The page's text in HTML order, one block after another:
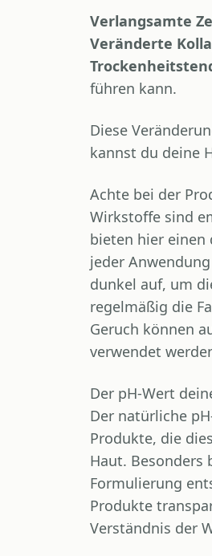
Verlangsamte
Veränderte
führen kann.
Diese
kannst du deine
Achte bei der
Wirkstoffe sind
bieten hier einen
jeder
dunkel auf, um
regelmäßig die
Geruch können
verwendet
Der pH-Wert
Der natürliche
Produkte, die
Haut. Besonders
Formulierung
Produkte
Verständnis der